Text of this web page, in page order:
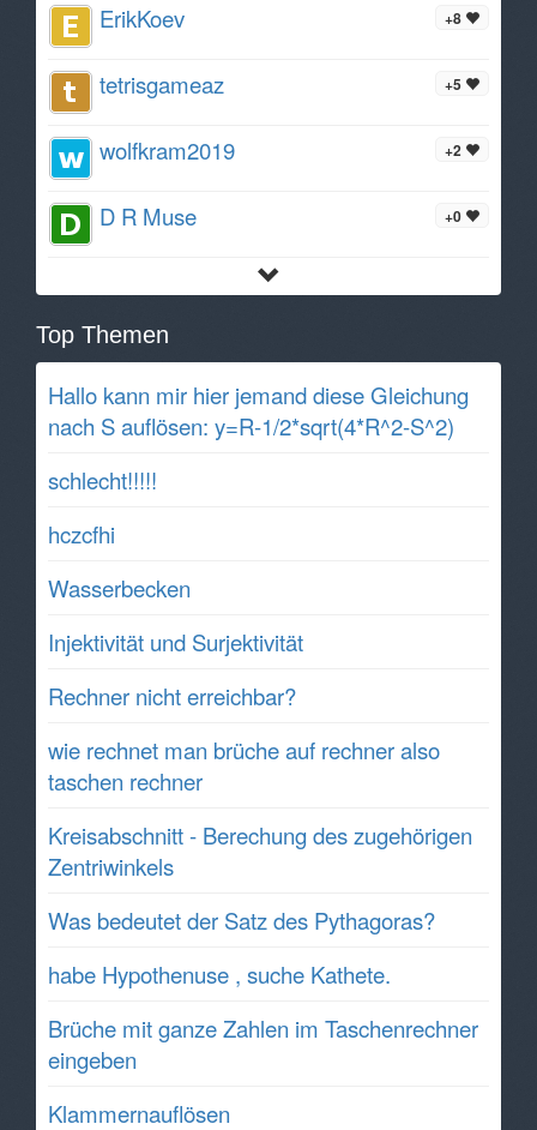
+8
ErikKoev
+5
tetrisgameaz
+2
wolfkram2019
+0
D R Muse
Top Themen
Hallo kann mir hier jemand diese Gleichung
nach S auflösen: y=R-1/2*sqrt(4*R^2-S^2)
schlecht!!!!!
hczcfhi
Wasserbecken
Injektivität und Surjektivität
Rechner nicht erreichbar?
wie rechnet man brüche auf rechner also
taschen rechner
Kreisabschnitt - Berechung des zugehörigen
Zentriwinkels
Was bedeutet der Satz des Pythagoras?
habe Hypothenuse , suche Kathete.
Brüche mit ganze Zahlen im Taschenrechner
eingeben
Klammernauflösen